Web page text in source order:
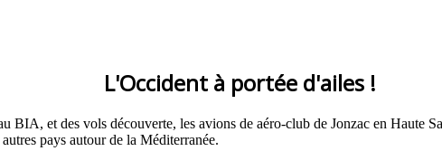
L'Occident à portée d'ailes !
et des vols découverte, les avions de aéro-club de Jonzac en Haute
pays autour de la Méditerranée.